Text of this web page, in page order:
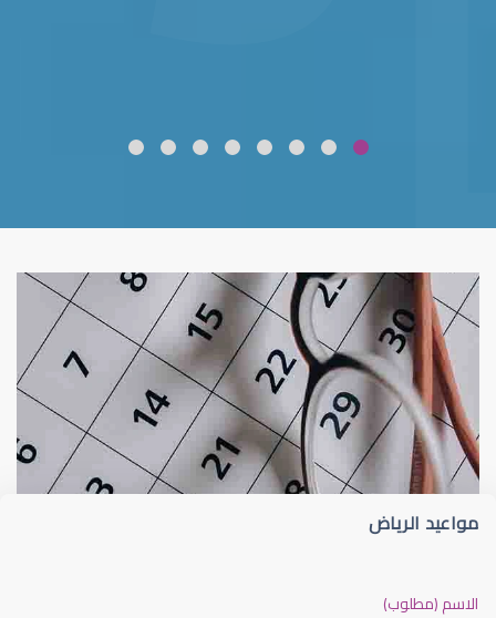
قلوبال لرعاية العين ضعف نظر
مواعيد الرياض
الاسم (مطلوب)